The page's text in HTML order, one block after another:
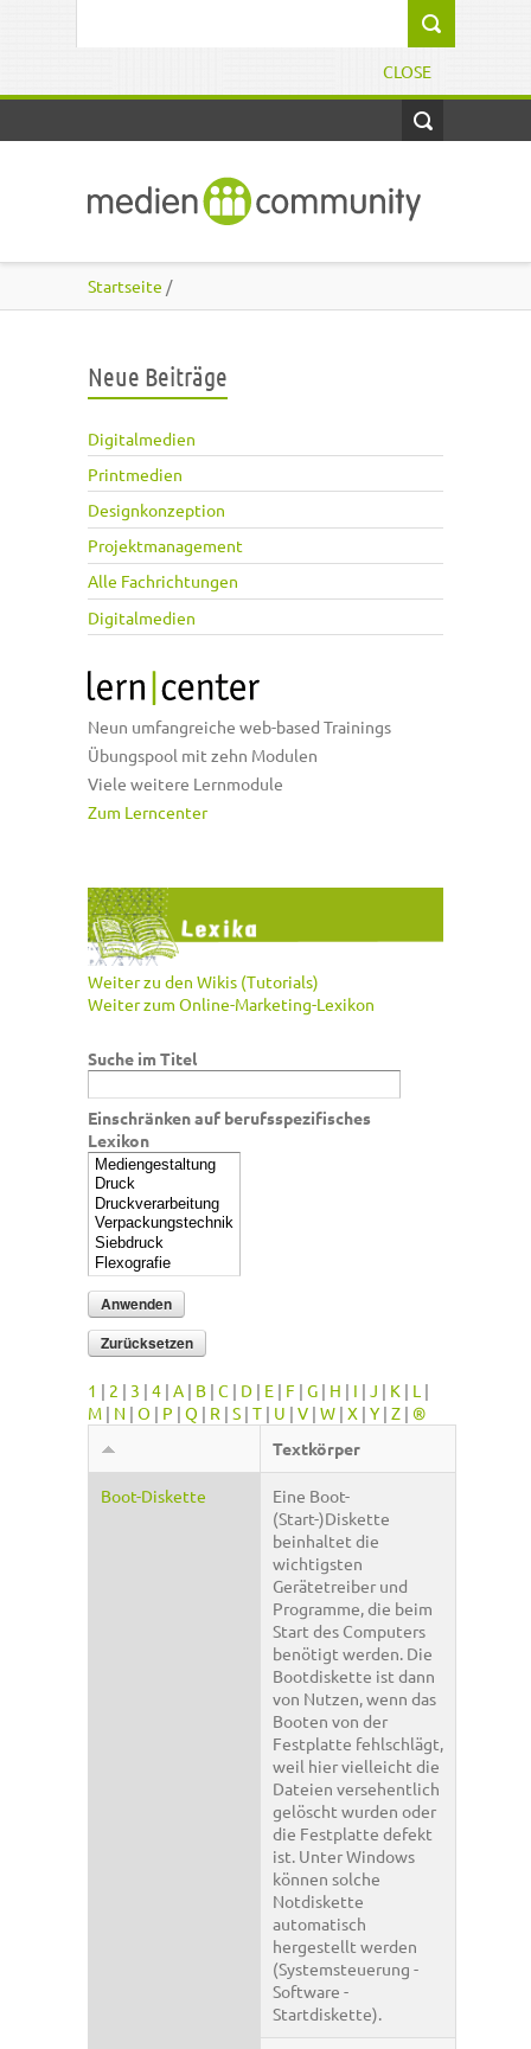
CLOSE
Startseite /
Neue Beiträge
Digitalmedien
Printmedien
Designkonzeption
Projektmanagement
Alle Fachrichtungen
Digitalmedien
Neun umfangreiche web-based Trainings
Übungspool mit zehn Modulen
Viele weitere Lernmodule
Zum Lerncenter
Weiter zu den Wikis (Tutorials)
Weiter zum Online-Marketing-Lexikon
Suche im Titel
Einschränken auf berufsspezifisches
Lexikon
1 | 2 | 3 | 4 | A | B | C | D | E | F | G | H | I | J | K | L |
M | N | O | P | Q | R | S | T | U | V | W | X | Y | Z | ®
Textkörper
Boot-Diskette
Eine Boot-
(Start-)Diskette
beinhaltet die
wichtigsten
Gerätetreiber und
Programme, die beim
Start des Computers
benötigt werden. Die
Bootdiskette ist dann
von Nutzen, wenn das
Booten von der
Festplatte fehlschlägt,
weil hier vielleicht die
Dateien versehentlich
gelöscht wurden oder
die Festplatte defekt
ist. Unter Windows
können solche
Notdiskette
automatisch
hergestellt werden
(Systemsteuerung -
Software -
Startdiskette).